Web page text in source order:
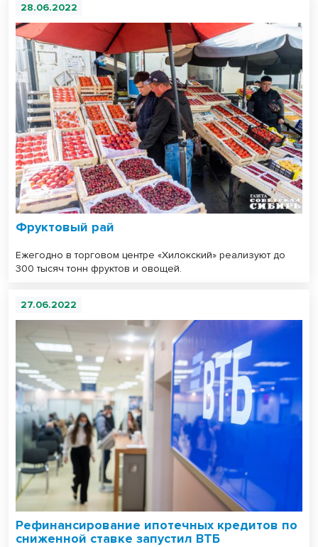
28.06.2022
Фруктовый рай
Ежегодно в торговом центре «Хилокский» реализуют до
300 тысяч тонн фруктов и овощей.
27.06.2022
Рефинансирование ипотечных кредитов по
сниженной ставке запустил ВТБ